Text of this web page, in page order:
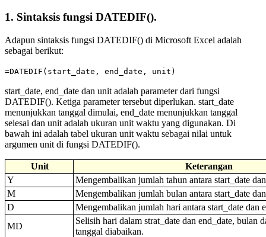
1. Sintaksis fungsi DATEDIF().
Adapun sintaksis fungsi DATEDIF() di Microsoft Excel adalah
sebagai berikut:
=DATEDIF(start_date, end_date, unit)
start_date, end_date dan unit adalah parameter dari fungsi
DATEDIF(). Ketiga parameter tersebut diperlukan. start_date
menunjukkan tanggal dimulai, end_date menunjukkan tanggal
selesai dan unit adalah ukuran unit waktu yang digunakan. Di
bawah ini adalah tabel ukuran unit waktu sebagai nilai untuk
argumen unit di fungsi DATEDIF().
Unit
Keterangan
Y
Mengembalikan jumlah tahun antara start_date
M
Mengembalikan jumlah bulan antara start_date
D
Mengembalikan jumlah hari antara start_date dan
MD
Selisih hari dalam strat_date dan end_date, bulan
tanggal diabaikan.